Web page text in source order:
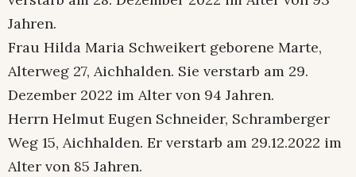
Jahren.
Frau Hilda Maria Schweikert geborene Marte,
Alterweg 27, Aichhalden. Sie verstarb am 29.
Dezember 2022 im Alter von 94 Jahren.
Herrn Helmut Eugen Schneider, Schramberger
Weg 15, Aichhalden. Er verstarb am 29.12.2022 im
Alter von 85 Jahren.